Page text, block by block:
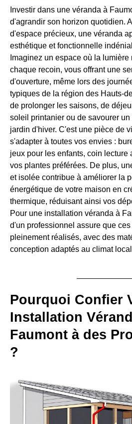
Investir dans une véranda à
d'agrandir son horizon quotidien.
d'espace précieux, une véranda
esthétique et fonctionnelle
Imaginez un espace où la
chaque recoin, vous offrant une
d'ouverture, même lors des
typiques de la région des Hauts-
de prolonger les saisons, de
soleil printanier ou de savourer
jardin d'hiver. C'est une pièce de
s'adapter à toutes vos envies :
jeux pour les enfants, coin lecture
vos plantes préférées. De plus,
et isolée contribue à améliorer la
énergétique de votre maison en
thermique, réduisant ainsi vos
Pour une installation véranda à
d'un professionnel assure que
pleinement réalisés, avec des
conception adaptés au climat
Pourquoi Confier
Installation
Faumont à des
?